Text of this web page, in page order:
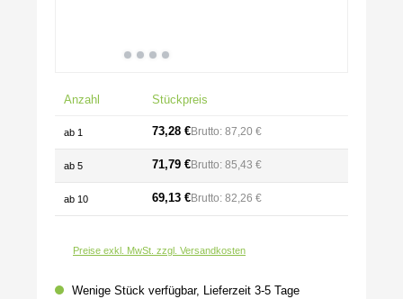
Anzahl Stückpreis
ab 1 73,28 €Brutto: 87,20 €
ab 5 71,79 €Brutto: 85,43 €
ab 10 69,13 €Brutto: 82,26 €
Preise exkl. MwSt. zzgl. Versandkosten
Wenige Stück verfügbar, Lieferzeit 3-5 Tage